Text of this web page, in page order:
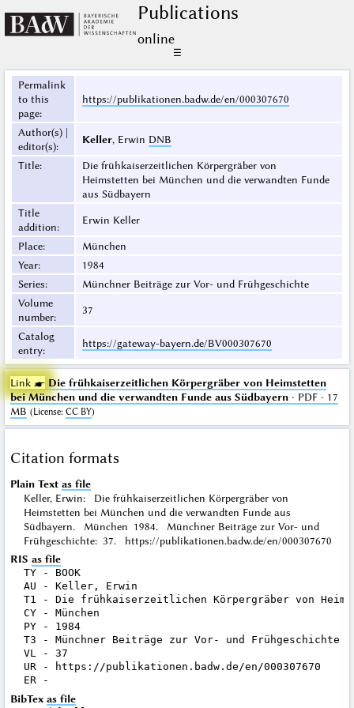
Publications
online
☰
Permalink
to this
page:
https://publikationen.badw.de/en/000307670
Author(s) |
editor(s):
Keller, Erwin DNB
Title:
Die frühkaiserzeitlichen Körpergräber von
Heimstetten bei München und die verwandten Funde
aus Südbayern
Title
addition:
Erwin Keller
Place:
München
Year:
1984
Series:
Münchner Beiträge zur Vor- und Frühgeschichte
Volume
number:
37
Catalog
entry:
https://gateway-bayern.de/BV000307670
Link ☛ Die frühkaiserzeitlichen Körpergräber von Heimstetten
bei München und die verwandten Funde aus Südbayern· PDF · 17
MB (License: CC BY)
Citation formats
Plain Text as file
Keller, Erwin: Die frühkaiserzeitlichen Körpergräber von
Heimstetten bei München und die verwandten Funde aus
Südbayern. München 1984. Münchner Beiträge zur Vor- und
Frühgeschichte: 37. https://publikationen.badw.de/en/000307670
RIS as file
TY - BOOK
AU - Keller, Erwin
T1 - Die frühkaiserzeitlichen Körpergräber von
CY - München
PY - 1984
T3 - Münchner Beiträge zur Vor- und Frühgeschichte
VL - 37
UR - https://publikationen.badw.de/en/000307670
BibTex as file